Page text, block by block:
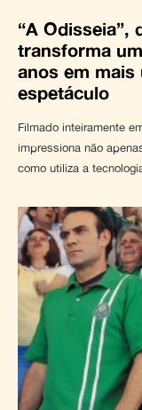
“A Odisseia”,
transforma
anos em mais
espetáculo
Filmado inteiramente
impressiona não
como utiliza a